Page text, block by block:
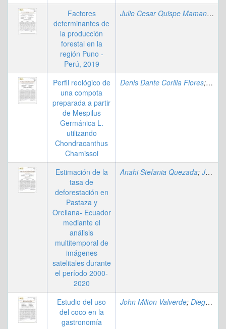
Factores
determinantes de
la producción
forestal en la
región Puno -
Perú, 2019
Julio Cesar Quispe Mamani
;
Perfil reológico de
una compota
preparada a partir
de Mespilus
Germánica L.
utilizando
Chondracanthus
Chamissoi
Denis Dante Corilla Flores;
Estimación de la
tasa de
deforestación en
Pastaza y
Orellana- Ecuador
mediante el
análisis
multitemporal de
imágenes
satelitales durante
el período 2000-
2020
Anahi Stefania Quezada; Jorge David Sevilla Tapia
Estudio del uso
del coco en la
gastronomía
John Milton Valverde; Diego Gutiérrez Viva